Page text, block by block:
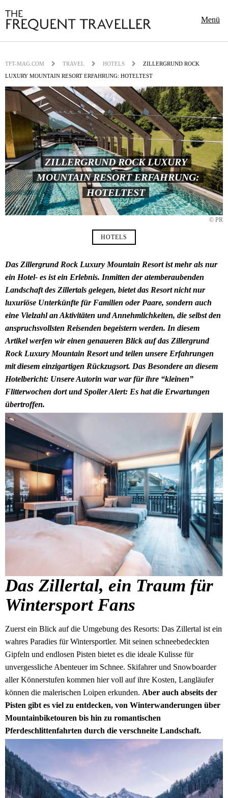
Menü
TFT-MAG.COM TRAVEL HOTELS
ZILLERGRUND ROCK
LUXURY MOUNTAIN RESORT ERFAHRUNG: HOTELTEST
ZILLERGRUND ROCK LUXURY
MOUNTAIN RESORT ERFAHRUNG:
HOTELTEST
© PR
HOTELS
Das Zillergrund Rock Luxury Mountain Resort ist mehr als nur
ein Hotel- es ist ein Erlebnis. Inmitten der atemberaubenden
Landschaft des Zillertals gelegen, bietet das Resort nicht nur
luxuriöse Unterkünfte für Familien oder Paare, sondern auch
eine Vielzahl an Aktivitäten und Annehmlichkeiten, die selbst den
anspruchsvollsten Reisenden begeistern werden. In diesem
Artikel werfen wir einen genaueren Blick auf das Zillergrund
Rock Luxury Mountain Resort und teilen unsere Erfahrungen
mit diesem einzigartigen Rückzugsort. Das Besondere an diesem
Hotelbericht: Unsere Autorin war war für ihre “kleinen”
Flitterwochen dort und Spoiler Alert: Es hat die Erwartungen
übertroffen.
Das Zillertal, ein Traum für
Wintersport Fans
Zuerst ein Blick auf die Umgebung des Resorts: Das Zillertal ist ein
wahres Paradies für Wintersportler. Mit seinen schneebedeckten
Gipfeln und endlosen Pisten bietet es die ideale Kulisse für
unvergessliche Abenteuer im Schnee. Skifahrer und Snowboarder
aller Könnerstufen kommen hier voll auf ihre Kosten, Langläufer
können die malerischen Loipen erkunden. Aber auch abseits der
Pisten gibt es viel zu entdecken, von Winterwanderungen über
Mountainbiketouren bis hin zu romantischen
Pferdeschlittenfahrten durch die verschneite Landschaft.